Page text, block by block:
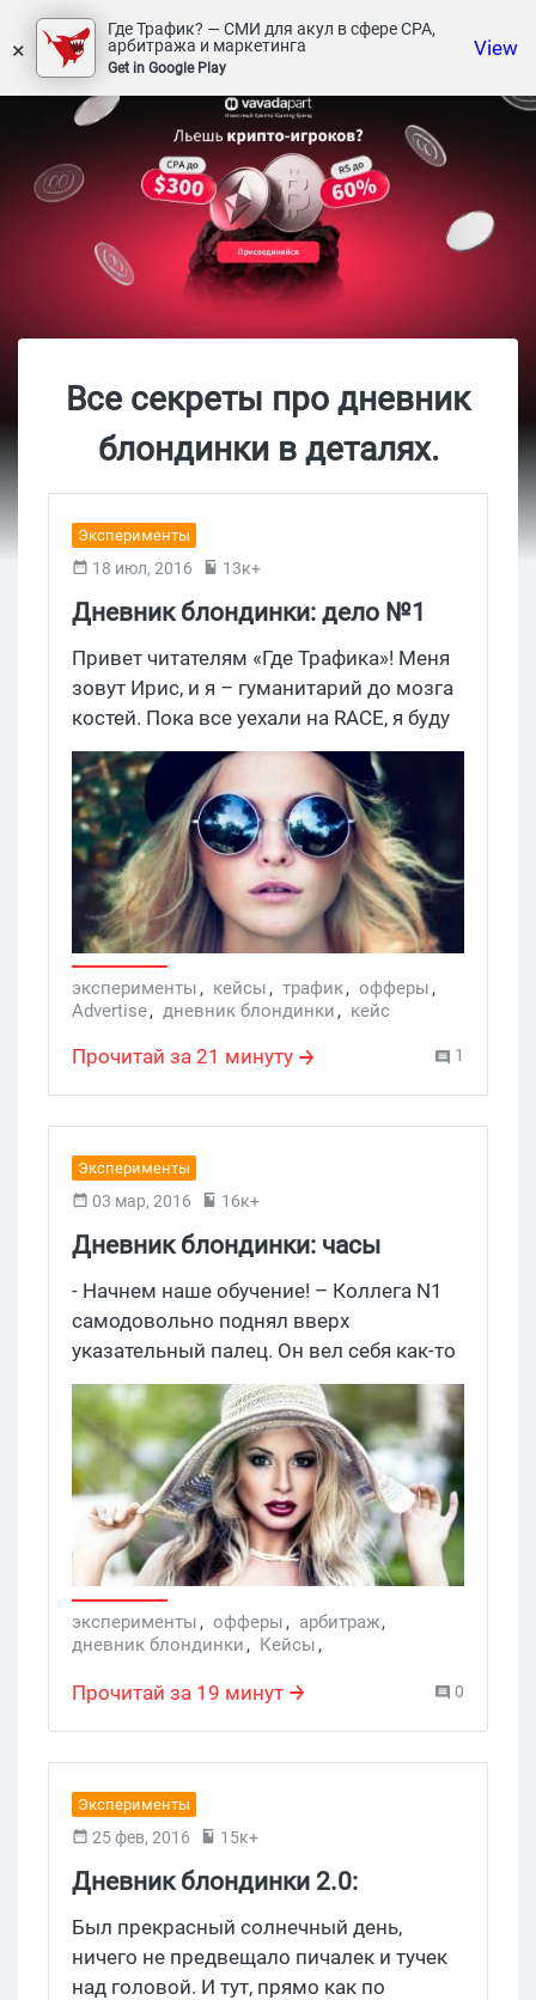
×
Где Трафик? — СМИ для акул в сфере СРА,
арбитража и маркетинга
Get in Google Play
View
Все секреты про дневник
блондинки в деталях.
Эксперименты
18 июл, 2016 13к+
Дневник блондинки: дело №1
Привет читателям «Где Трафика»! Меня
зовут Ирис, и я – гуманитарий до мозга
костей. Пока все уехали на RACE, я буду
вас развлекать. На самом деле я
занимаюсь контент-маркетингом,
журналистикой, сочиняю стихи и
сценарии для визуальных новелл. Но
как-то так получилось, что вот сейчас я
арбитражу.
эксперименты, кейсы, трафик, офферы,
Advertise, дневник блондинки, кейс
Прочитай за 21 минуту 1
Эксперименты
03 мар, 2016 16к+
Дневник блондинки: часы
Luminor Panerai с пабликов ВК
- Начнем наше обучение! – Коллега N1
самодовольно поднял вверх
указательный палец. Он вел себя как-то
ООС, но, может, ему просто нравятся
ролевые игры а-ля учитель по
арбитражу и юная арбитражница. Все
остальные старательно делали вид, что
их здесь нет, но с интересом за нами
наблюдали.
эксперименты, офферы, арбитраж,
дневник блондинки, Кейсы,
Прочитай за 19 минут 0
Эксперименты
25 фев, 2016 15к+
Дневник блондинки 2.0:
предисловие
Был прекрасный солнечный день,
ничего не предвещало пичалек и тучек
над головой. И тут, прямо как по